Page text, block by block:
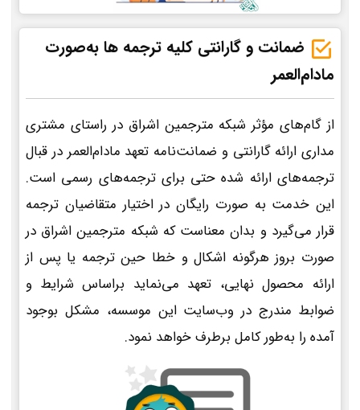
ضمانت و گارانتی کلیه ترجمه ها به‌صورت
مادام‌العمر
از گام‌های مؤثر شبکه مترجمین اشراق در راستای مشتری
مداری ارائه گارانتی و ضمانت‌نامه تعهد مادام‌العمر در قبال
ترجمه‌های ارائه شده حتی برای ترجمه‌های رسمی است.
این خدمت به صورت رایگان در اختیار متقاضیان ترجمه
قرار می‌گیرد و بدان معناست که شبکه مترجمین اشراق در
صورت بروز هرگونه اشکال و خطا حین ترجمه یا پس از
ارائه محصول نهایی، تعهد می‌نماید براساس شرایط و
ضوابط مندرج در وب‌سایت این موسسه، مشکل بوجود
آمده را به‌طور کامل برطرف خواهد نمود.